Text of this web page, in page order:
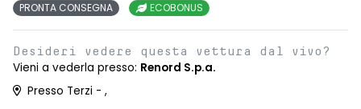
PRONTA CONSEGNA ECOBONUS
Desideri vedere questa vettura dal vivo?
Vieni a vederla presso: Renord S.p.a.
Presso Terzi - ,